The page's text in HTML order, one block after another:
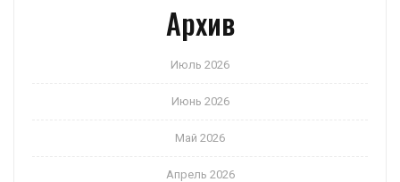
Архив
Июль 2026
Июнь 2026
Май 2026
Апрель 2026